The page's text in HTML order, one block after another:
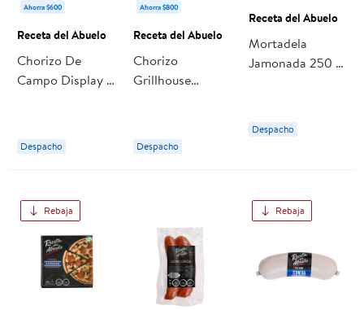
Ahorra $600
Receta del Abuelo
Chorizo De
Campo Display 8
Despacho
Ahorra $800
Receta del Abuelo
Chorizo
Grillhouse
Abuelo
Despacho
Receta del Abuelo
Mortadela
Jamonada 250 g
Despacho
Rebaja Rebaja